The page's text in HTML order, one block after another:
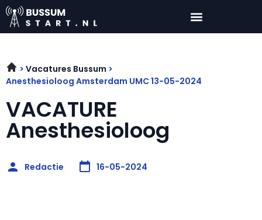
Vacatures Bussum
Anesthesioloog Amsterdam UMC 13-05-2024
VACATURE
Anesthesioloog
Redactie 16-05-2024